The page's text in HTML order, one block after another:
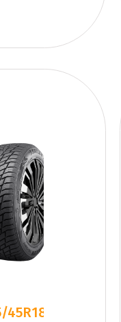
45R18